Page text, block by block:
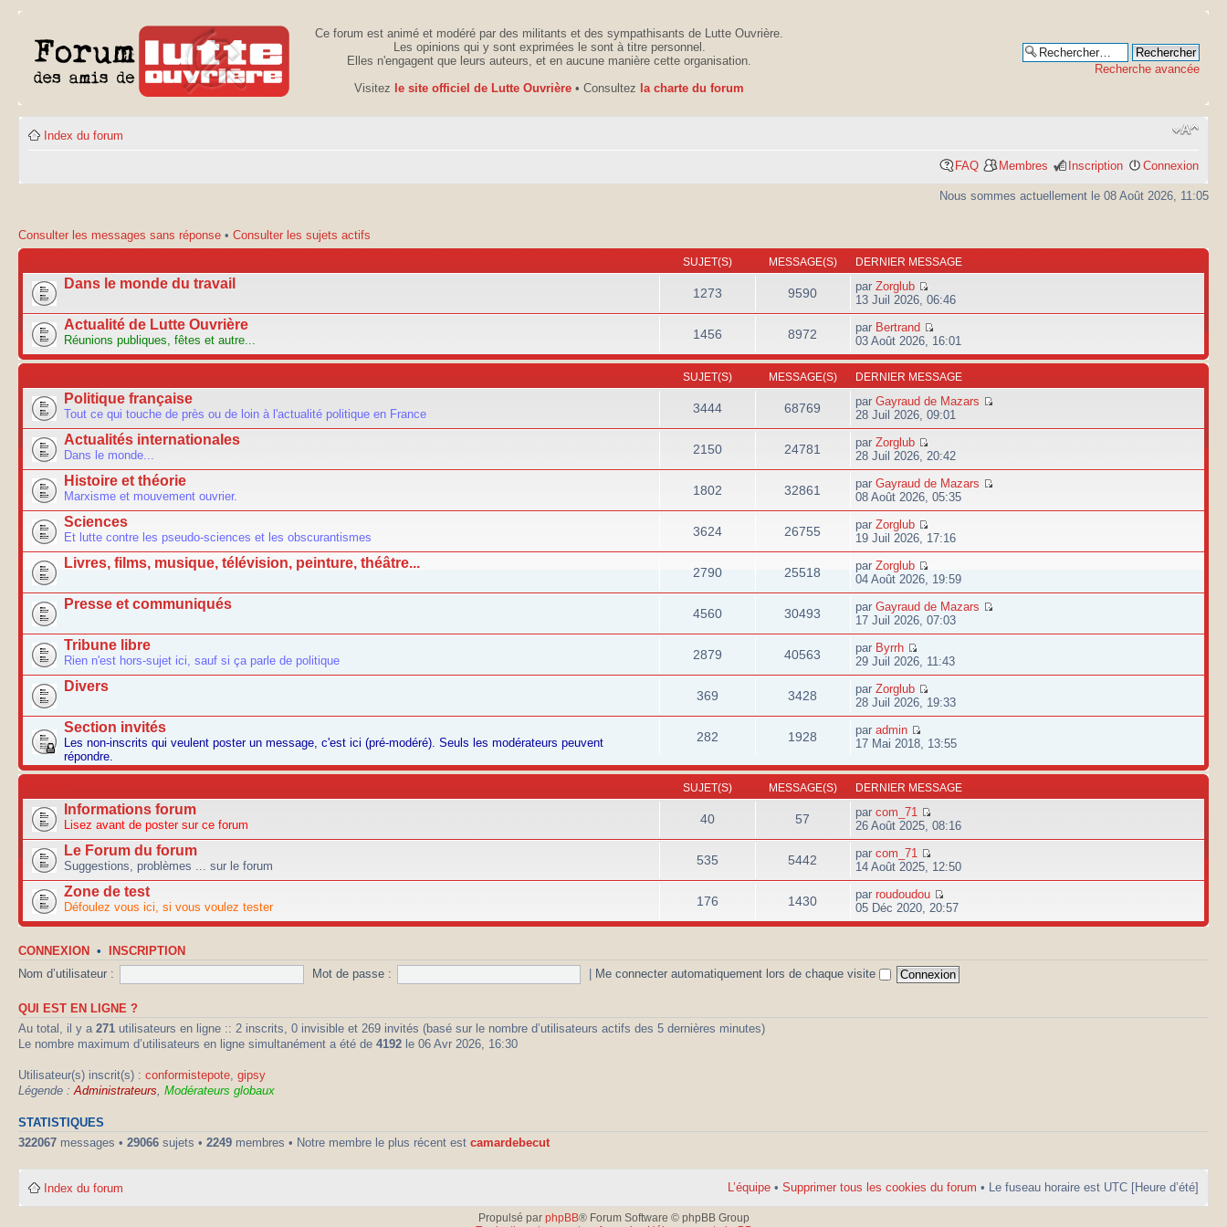
Ce forum est animé et modéré par des militants et des sympathisants de Lutte Ouvrière.
Les opinions qui y sont exprimées le sont à titre personnel.
Elles n'engagent que leurs auteurs, et en aucune manière cette organisation.
Visitez le site officiel de Lutte Ouvrière • Consultez la charte du forum
Recherche avancée
Index du forum
FAQ Membres Inscription Connexion
Nous sommes actuellement le 08 Août 2026, 11:05
Consulter les messages sans réponse • Consulter les sujets actifs
SUJET(S) MESSAGE(S) DERNIER MESSAGE
Dans le monde du travail
1273 9590 parZorglub
13 Juil 2026, 06:46
Actualité de Lutte Ouvrière
Réunions publiques, fêtes et autre... 1456 8972 par Bertrand
03 Août 2026, 16:01
SUJET(S) MESSAGE(S) DERNIER MESSAGE
Politique française
Tout ce qui touche de près ou de loin à l'actualité politique en France 3444 68769 parGayraud de Mazars
28 Juil 2026, 09:01
Actualités internationales
Dans le monde... 2150 24781 parZorglub
28 Juil 2026, 20:42
Histoire et théorie
Marxisme et mouvement ouvrier. 1802 32861 parGayraud de Mazars
08 Août 2026, 05:35
Sciences
Et lutte contre les pseudo-sciences et les obscurantismes 3624 26755 parZorglub
19 Juil 2026, 17:16
Livres, films, musique, télévision, peinture, théâtre...
2790 25518 parZorglub
04 Août 2026, 19:59
Presse et communiqués
4560 30493 parGayraud de Mazars
17 Juil 2026, 07:03
Tribune libre
Rien n'est hors-sujet ici, sauf si ça parle de politique 2879 40563 par Byrrh
29 Juil 2026, 11:43
Divers
369 3428 parZorglub
28 Juil 2026, 19:33
Section invités
Les non-inscrits qui veulent poster un message, c'est ici (pré-modéré). Seuls les modérateurs peuvent
répondre.
282 1928 paradmin
17 Mai 2018, 13:55
SUJET(S) MESSAGE(S) DERNIER MESSAGE
Informations forum
Lisez avant de poster sur ce forum 40 57 parcom_71
26 Août 2025, 08:16
Le Forum du forum
Suggestions, problèmes ... sur le forum 535 5442 parcom_71
14 Août 2025, 12:50
Zone de test
Défoulez vous ici, si vous voulez tester 176 1430 parroudoudou
05 Déc 2020, 20:57
CONNEXION • INSCRIPTION
Nom d’utilisateur : Mot de passe : Me connecter automatiquement lors de chaque visite
QUI EST EN LIGNE ?
Au total, il y a 271 utilisateurs en ligne :: 2 inscrits, 0 invisible et 269 invités (basé sur le nombre d’utilisateurs actifs des 5 dernières minutes)
Le nombre maximum d’utilisateurs en ligne simultanément a été de 4192 le 06 Avr 2026, 16:30
Utilisateur(s) inscrit(s) : conformistepote gipsy
Légende : Administrateurs Modérateurs globaux
STATISTIQUES
322067 messages • 29066 sujets • 2249 membres • Notre membre le plus récent est camardebecut
Index du forum L’équipe • Supprimer tous les cookies du forum • Le fuseau horaire est UTC [Heure d’été]
Propulsé par phpBB® Forum Software © phpBB Group